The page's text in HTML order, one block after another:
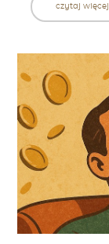
czytaj więcej